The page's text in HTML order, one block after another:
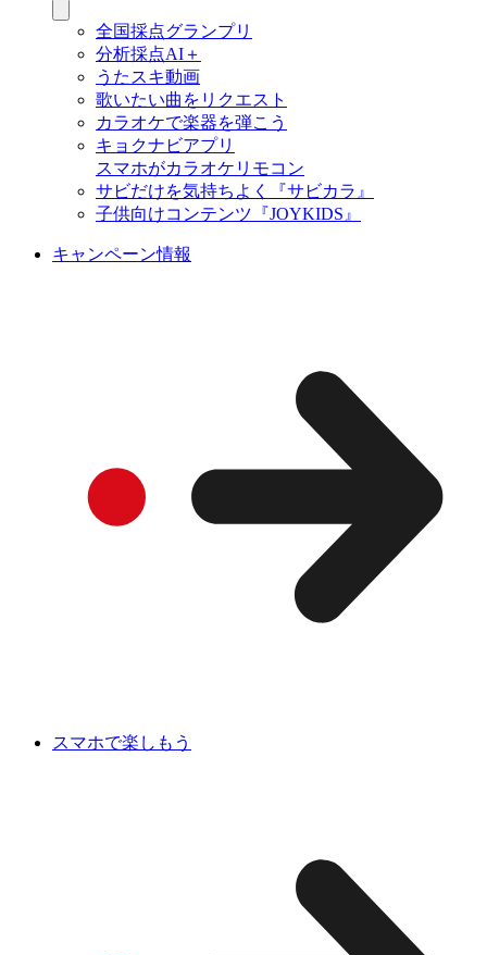
全国採点グランプリ
分析採点AI＋
うたスキ動画
歌いたい曲をリクエスト
カラオケで楽器を弾こう
キョクナビアプリ
スマホがカラオケリモコン
サビだけを気持ちよく『サビカラ』
子供向けコンテンツ『JOYKIDS』
キャンペーン情報
スマホで楽しもう